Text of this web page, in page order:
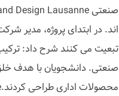
اند. در ابتدای پروژه، مدیر
تبعیت می کنند شرح داد:
صنعتی. دانشجویان با هدف
محصولات اداری طراحی کردند.A4: Marie